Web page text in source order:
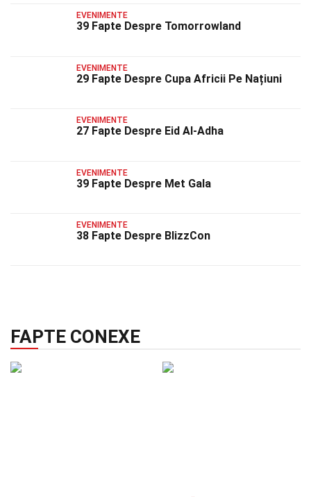
EVENIMENTE
39 Fapte Despre Tomorrowland
EVENIMENTE
29 Fapte Despre Cupa Africii Pe Națiuni
EVENIMENTE
27 Fapte Despre Eid Al-Adha
EVENIMENTE
39 Fapte Despre Met Gala
EVENIMENTE
38 Fapte Despre BlizzCon
FAPTE CONEXE